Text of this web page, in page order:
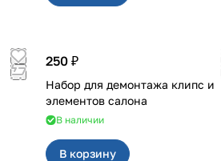
250 ₽
Набор для демонтажа клипс и
элементов салона
В наличии
В корзину